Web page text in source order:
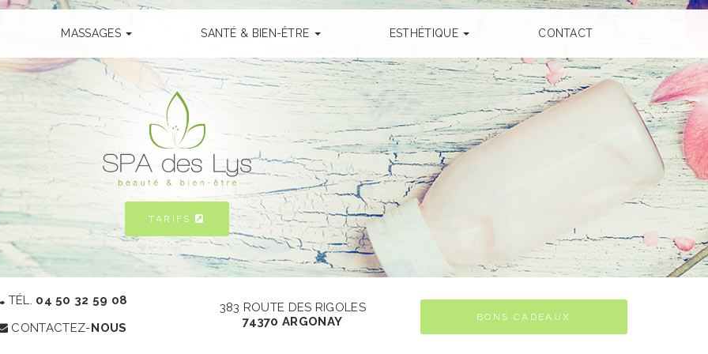
MASSAGES SANTÉ & BIEN-ÊTRE ESTHÉTIQUE CONTACT
TARIFS
TÉL. 04 50 32 59 08
CONTACTEZ-NOUS
383 ROUTE DES RIGOLES
74370 ARGONAY​
BONS CADEAUX